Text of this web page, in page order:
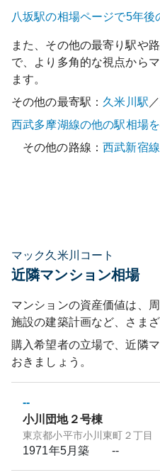
八坂駅の相場ページで5年後
また、その他の最寄り駅や
で、より多角的な視点から
ます。
その他の最寄駅： 久米川 駅 ／
西武多摩湖線の他の駅相場
その他の路線：西武新宿線
マック久米川コート
近隣マンション相場
マンションの資産価値は、
施設の建築計画など、さま
購入希望者の立場で、近隣
おきましょう。
--
小川団地２号棟
東京都小平市小川東町２丁目
1971年5月築 --